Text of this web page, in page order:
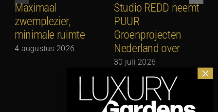
Maximaal
zwemplezier,
minimale ruimte
4 augustus 2026
Studio REDD neemt
PUUR
Groenprojecten
Nederland over
30 juli 2026